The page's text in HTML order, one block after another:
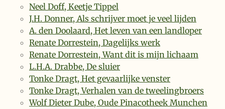
Neel Doff, Keetje Tippel
J.H. Donner, Als schrijver moet je veel lijden
A. den Doolaard, Het leven van een landloper
Renate Dorrestein, Dagelijks werk
Renate Dorrestein, Want dit is mijn lichaam
L.H.A. Drabbe, De sluier
Tonke Dragt, Het gevaarlijke venster
Tonke Dragt, Verhalen van de tweelingbroers
Wolf Dieter Dube, Oude Pinacotheek Munchen